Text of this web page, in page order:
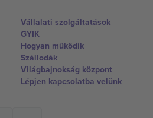
Vállalati szolgáltatások
GYIK
Hogyan működik
Szállodák
Világbajnokság központ
Lépjen kapcsolatba velünk